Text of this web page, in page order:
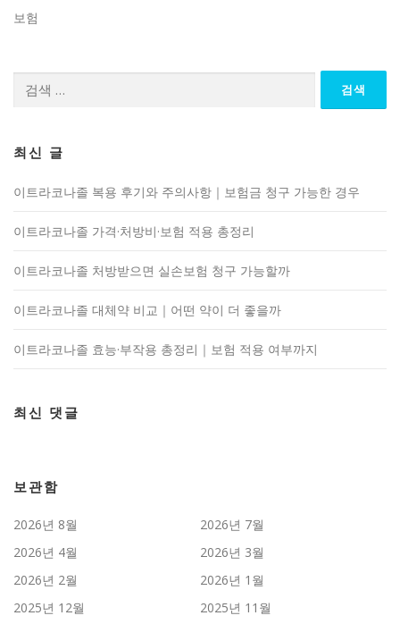
보험
최신 글
이트라코나졸 복용 후기와 주의사항｜보험금 청구 가능한 경우
이트라코나졸 가격·처방비·보험 적용 총정리
이트라코나졸 처방받으면 실손보험 청구 가능할까
이트라코나졸 대체약 비교｜어떤 약이 더 좋을까
이트라코나졸 효능·부작용 총정리｜보험 적용 여부까지
최신 댓글
보관함
2026년 8월
2026년 7월
2026년 4월
2026년 3월
2026년 2월
2026년 1월
2025년 12월
2025년 11월